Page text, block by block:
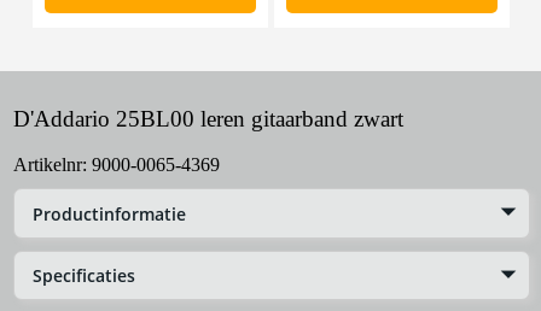
D'Addario 25BL00 leren gitaarband zwart
Artikelnr: 9000-0065-4369
Productinformatie
Specificaties